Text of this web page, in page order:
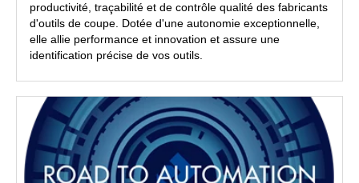
productivité, traçabilité et de contrôle qualité des fabricants
d'outils de coupe. Dotée d'une autonomie exceptionnelle,
elle allie performance et innovation et assure une
identification précise de vos outils.